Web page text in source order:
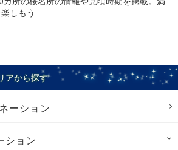
しもう
アから探す
ーション
ション